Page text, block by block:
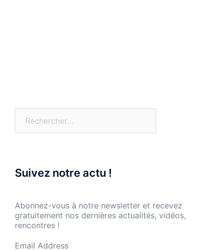
Suivez notre actu !
Abonnez-vous à notre newsletter et recevez
gratuitement nos dernières actualités, vidéos,
rencontres !
Email Address